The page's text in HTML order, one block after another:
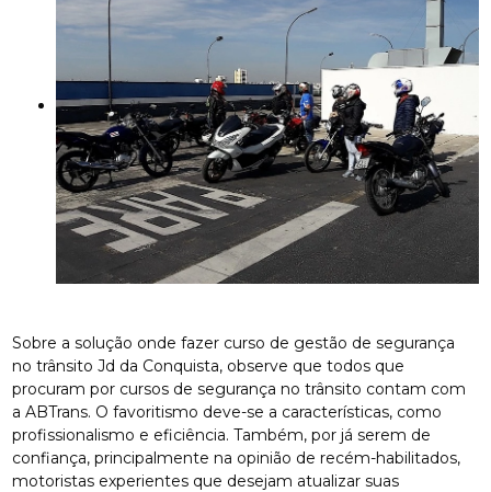
Sobre a solução onde fazer curso de gestão de segurança
no trânsito Jd da Conquista, observe que todos que
procuram por cursos de segurança no trânsito contam com
a ABTrans. O favoritismo deve-se a características, como
profissionalismo e eficiência. Também, por já serem de
confiança, principalmente na opinião de recém-habilitados,
motoristas experientes que desejam atualizar suas